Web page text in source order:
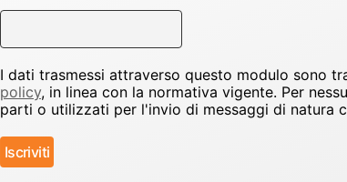
I dati trasmessi attraverso questo modulo sono
policy, in linea con la normativa vigente. Per
parti o utilizzati per l'invio di messaggi di natura